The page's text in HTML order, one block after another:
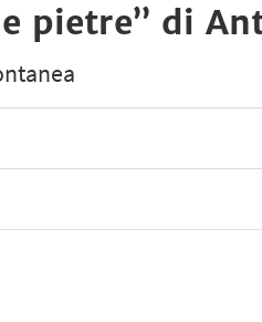
pietre” di